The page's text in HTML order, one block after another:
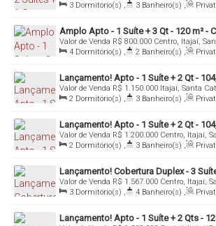
3 Dormitório(s) , 3 Banheiro(s) ,
Sala(s) , 2 Suíte(s) , 2 Vaga(s) , Útil:
Amplo Apto - 1 Suíte + 3 Qt - 120 m² -
R$ 800.000
Valor de Venda
Centro, Itajaí,
4 Dormitório(s) , 2 Banheiro(s) ,
Sala(s) , 1 Suíte(s) , 1 Vaga(s) , Útil:
Lançamento! Apto - 1 Suíte + 2 Qt -
Itajaí/Sc
R$ 1.150.000
Valor de Venda
Itajaí, Santa
2 Dormitório(s) , 3 Banheiro(s) ,
Sala(s) , 1 Suíte(s) , Total: 104.61m² ,
104
Lançamento! Apto - 1 Suíte + 2 Qt -
Itajaí/Sc
R$ 1.200.000
Valor de Venda
Centro, Itajaí,
2 Dormitório(s) , 3 Banheiro(s) ,
Sala(s) , 1 Suíte(s) , Total: 104.61m² ,
104
Lançamento! Cobertura Duplex - 3
Centro - Itajaí/SC
R$ 1.567.000
Valor de Venda
Centro, Itajaí,
3 Dormitório(s) , 4 Banheiro(s) ,
Sala(s) , 3 Suíte(s) , Total: 160.00~ 168
Lançamento! Apto - 1 Suíte + 2 Qts -